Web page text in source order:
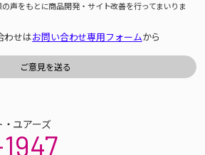
声をもとに商品開発・サイト改善を行ってまいりま
わせはお問い合わせ専用フォームから
ユアーズ